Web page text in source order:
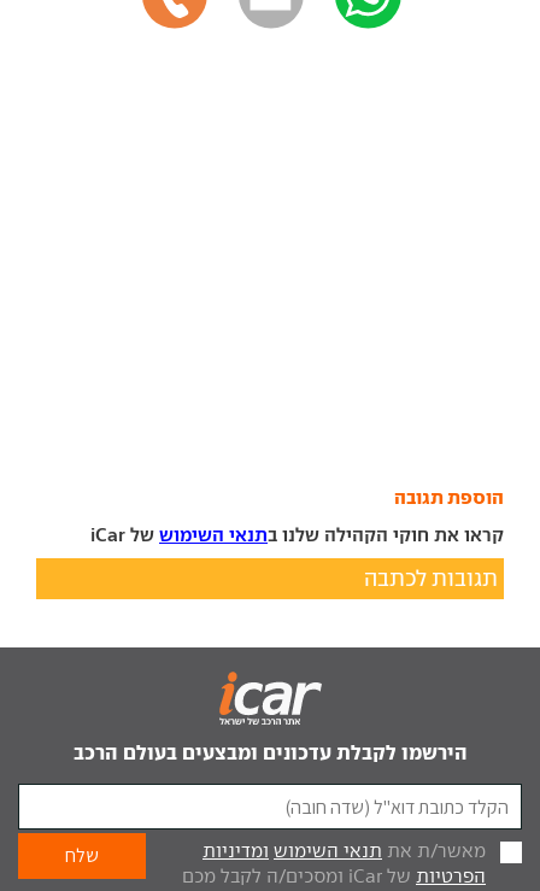
הוספת תגובה
קראו את חוקי הקהילה שלנו בתנאי השימוש של iCar
תגובות לכתבה
הירשמו לקבלת עדכונים ומבצעים בעולם הרכב
מאשר/ת את תנאי השימוש ומדיניות
הפרטיות
של iCar ומסכים/ה לקבל מכם